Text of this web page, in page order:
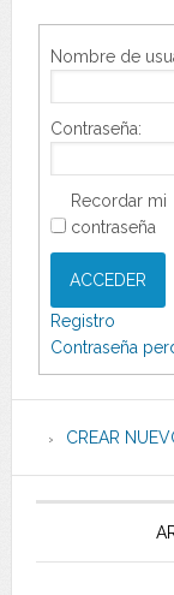
Nombre de
Contraseña:
Recordar mi
contraseña
ACCEDER
Registro
Contraseña
CREAR